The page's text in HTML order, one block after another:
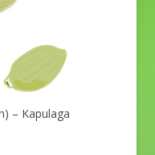
– Kapulaga